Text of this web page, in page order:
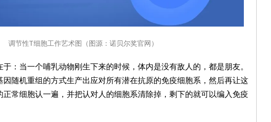
调节性T细胞工作艺术图（图源：诺贝尔奖官网）
：当一个哺乳动物刚生下来的时候，体内是没有敌人的，都是朋友。
因随机重组的方式生产出应对所有潜在抗原的免疫细胞系，然后再让这
常细胞认一遍，并把认对人的细胞系清除掉，剩下的就可以编入免疫